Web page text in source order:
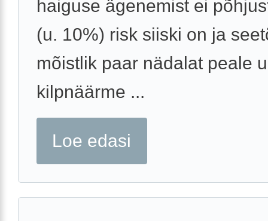
haiguse ägenemist ei
(u. 10%) risk siiski on ja
mõistlik paar nädalat peale
kilpnäärme ...
Loe edasi